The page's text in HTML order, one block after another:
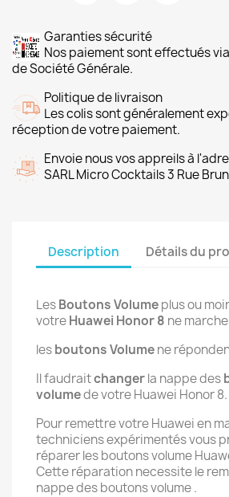
Garanties sécurité
Nos paiement sont effectués via
de Société Générale.
Politique de livraison
Les colis sont généralement
réception de votre paiement.
Envoie nous vos appreils à
SARL Micro Cocktails 3 Rue
Description Détails du
LesBoutons Volumeplus ou
votreHuawei Honor 8 ne
lesboutons Volumene
Il faudraitchangerla nappe des
volumede votre Huawei Honor 8.
Pour remettre votre Huawei en
techniciens expérimentés vous
réparer les boutons volume
Cette réparation necessite le
nappe des boutons volume .